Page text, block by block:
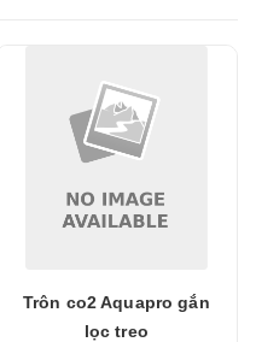
Trôn co2 Aquapro gắn
lọc treo